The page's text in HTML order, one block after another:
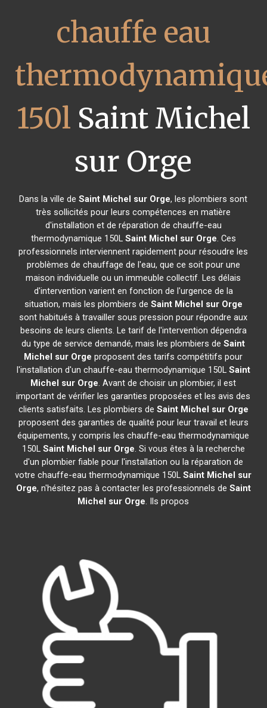
chauffe eau
150l Saint Michel
sur Orge
Dans la ville deSaint Michel sur Orge, les plombiers sont
très sollicités pour leurs compétences en matière
d'installation et de réparation de chauffe-eau
thermodynamique 150L Saint Michel sur Orge. Ces
professionnels interviennent rapidement pour résoudre les
problèmes de chauffage de l'eau, que ce soit pour une
maison individuelle ou un immeuble collectif. Les délais
d'intervention varient en fonction de l'urgence de la
situation, mais les plombiers de Saint Michel sur Orge
sont habitués à travailler sous pression pour répondre aux
besoins de leurs clients. Le tarif de l'intervention dépendra
du type de service demandé, mais les plombiers deSaint
Michel sur Orge proposent des tarifs compétitifs pour
l'installation d'un chauffe-eau thermodynamique 150L Saint
Michel sur Orge. Avant de choisir un plombier, il est
important de vérifier les garanties proposées et les avis des
clients satisfaits. Les plombiers de Saint Michel sur Orge
proposent des garanties de qualité pour leur travail et leurs
équipements, y compris les chauffe-eau thermodynamique
150L Saint Michel sur Orge. Si vous êtes à la recherche
d'un plombier fiable pour l'installation ou la réparation de
votre chauffe-eau thermodynamique 150LSaint Michel sur
Orge, n'hésitez pas à contacter les professionnels de Saint
Michel sur Orge. Ils propos